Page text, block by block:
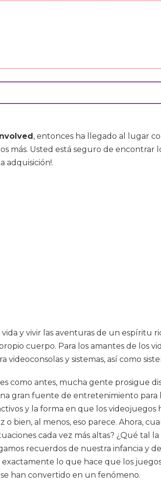
, entonces ha llegado al lugar
más. Usted está seguro de encontrar
adquisición!.
y vivir las aventuras de un espíritu
cuerpo. Para los amantes de los
y sistemas, así como
como antes, mucha gente prosigue
gran fuente de entretenimiento para
y la forma en que los
bien, al menos, eso parece. Ahora,
cada vez más altas? ¿Qué tal
recuerdos de nuestra infancia y
lo que hace que los
han convertido en un fenómeno.